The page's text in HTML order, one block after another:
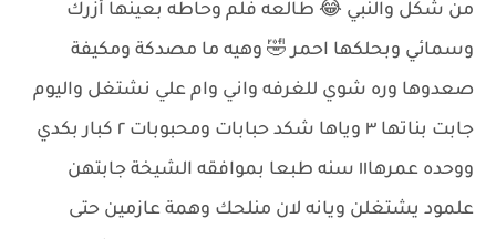
من شكل والنبي 😂 طالعه فلم وحاطه بعينها أزرك
وسمائي وبحلكها احمر 🤣 وهيه ما مصدكة ومكيفة
صعدوها وره شوي للغرفه واني وام علي نشتغل واليوم
جابت بناتها ٣ وياها شكد حبابات ومحبوبات ٢ كبار بكدي
ووحده عمرها١١ سنه طبعا بموافقه الشيخة جابتهن
علمود يشتغلن ويانه لان منلحك وهمة عازمين حتى